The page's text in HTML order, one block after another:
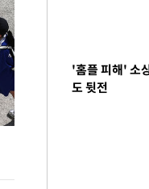
'홈플 피해' 소
도 뒷전